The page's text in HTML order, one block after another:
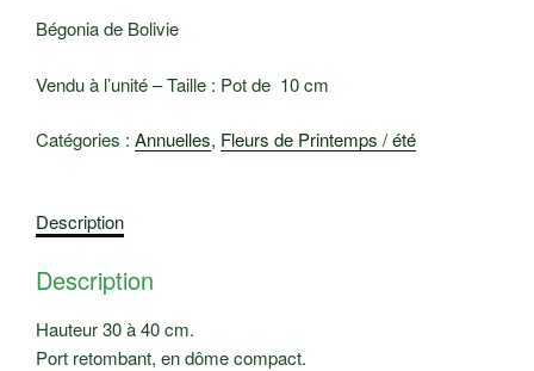
Bégonia de Bolivie
Vendu à l’unité – Taille : Pot de 10 cm
Catégories : Annuelles, Fleurs de Printemps / été
Description
Description
Hauteur 30 à 40 cm.
Port retombant, en dôme compact.